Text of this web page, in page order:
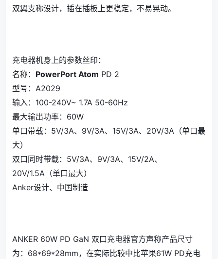
双翼支称设计，插在插板上更稳定，不易晃动。
充电器机身上的参数丝印：
名称： PowerPort Atom PD 2
型号：A2029
输入：100-240V~ 1.7A 50-60Hz
最大输出功率：60W
单口带载：5V/3A、9V/3A、15V/3A、20V/3A（单口最
大）
双口同时带载：5V/3A、9V/3A、15V/2A、
20V/1.5A（单口最大）
Anker设计、中国制造
ANKER 60W PD GaN 双口充电器官方声称产品尺寸
为：68*69*28mm，在实际比较中比苹果61W PD充电